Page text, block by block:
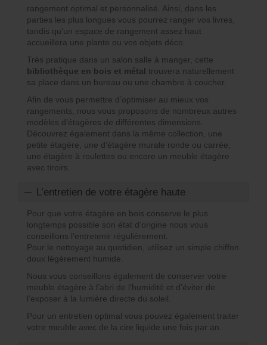
rangement optimal et personnalisé. Ainsi, dans les
parties les plus longues vous pourrez ranger vos livres,
tandis qu’un espace de rangement assez haut
accueillera une plante ou vos objets déco.
Très pratique dans un salon salle à manger, cette
bibliothèque en bois et métal trouvera naturellement
sa place dans un bureau ou une chambre à coucher.
Afin de vous permettre d’optimiser au mieux vos
rangements, nous vous proposons de nombreux autres
modèles d’étagères de différentes dimensions.
Découvrez également dans la même collection, une
petite étagère, une d’étagère murale ronde ou carrée,
une étagère à roulettes ou encore un meuble étagère
avec tiroirs.
L’entretien de votre étagère haute
Pour que votre étagère en bois conserve le plus
longtemps possible son état d’origine nous vous
conseillons l’entretenir régulièrement.
Pour le nettoyage au quotidien, utilisez un simple chiffon
doux légèrement humide.
Nous vous conseillons également de conserver votre
meuble étagère à l’abri de l’humidité et d’éviter de
l’exposer à la lumière directe du soleil.
Pour un entretien optimal vous pouvez également traiter
votre meuble avec de la cire liquide une fois par an.